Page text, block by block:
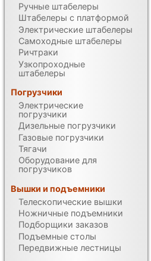
Ручные штабелеры
Штабелеры с платформой
Электрические штабелеры
Самоходные штабелеры
Ричтраки
Узкопроходные
штабелеры
Погрузчики
Электрические
погрузчики
Дизельные погрузчики
Газовые погрузчики
Тягачи
Оборудование для
погрузчиков
Вышки и подъемники
Телескопические вышки
Ножничные подъемники
Подборщики заказов
Подъемные столы
Передвижные лестницы